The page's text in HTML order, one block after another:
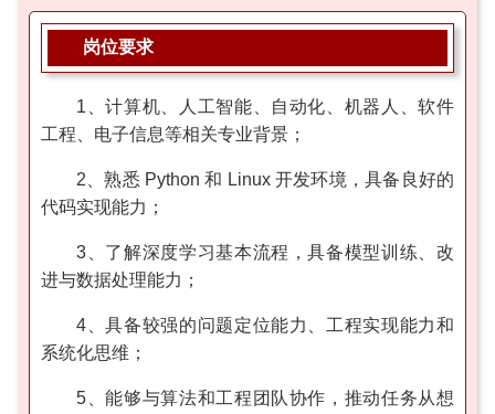
岗位要求
1、计算机、人工智能、自动化、机器人、软件
工程、电子信息等相关专业背景；
2、熟悉 Python 和 Linux 开发环境，具备良好的
代码实现能力；
3、了解深度学习基本流程，具备模型训练、改
进与数据处理能力；
4、具备较强的问题定位能力、工程实现能力和
系统化思维；
5、能够与算法和工程团队协作，推动任务从想